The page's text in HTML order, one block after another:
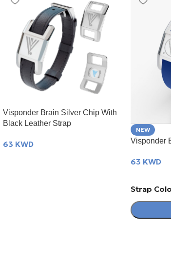
Visponder Brain Silver Chip With
Black Leather Strap
63 KWD
NEW
Visponder
63 KWD